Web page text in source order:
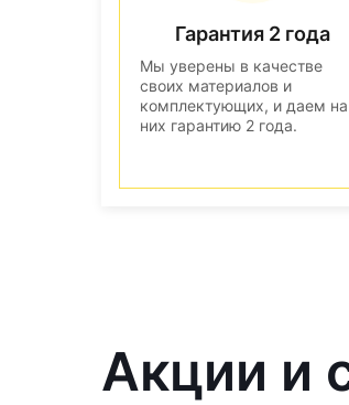
Гарантия 2 года
Мы уверены в качестве
своих материалов и
комплектующих, и даем на
них гарантию 2 года.
Акции и